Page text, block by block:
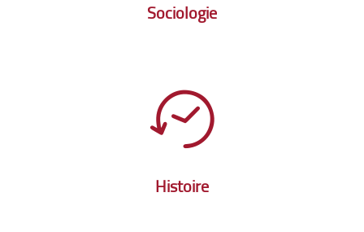
Sociologie
Histoire